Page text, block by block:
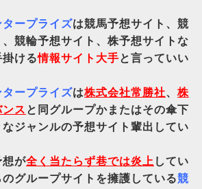
ープライズは競馬予想サイト、競
競輪予想サイト、株予想サイトな
掛ける情報サイト大手と言っていい
ープライズは株式会社常勝社、 株
ス と同グループかまたはその傘下
ジャンルの予想サイト輩出してい
想が全く当たらず巷では炎上 してい
グループサイトを擁護している競